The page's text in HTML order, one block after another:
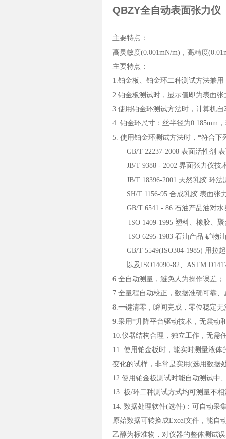
QBZY全自动表面张力仪
主要特点：
高灵敏度(0.001mN/m)，高精度
主要特点：
1.铂金板、铂金环二种测试方法兼用
2.铂金板测试时，显示值即为表面张
3.使用铂金环测试方法时，计算机
4. 铂金环尺寸：丝半径为0.185mm
5. 使用铂金环测试方法时，*符合下
GB/T 22237-2008 表面活性剂 表
JB/T 9388 - 2002 界面张力仪技
JB/T 18396-2001 天然乳胶 环法
SH/T 1156-95 合成乳胶 表面张
GB/T 6541 - 86 石油产品油对水
ISO 1409-1995 塑料、橡胶、聚
ISO 6295-1983 石油产品 矿物油
GB/T 5549(ISO304-1985) 用拉
以及ISO14090-82、ASTM D1417
6.全自动测量，避免人为操作误差；
7.全量程自动校正，数据准确可靠
8.一键清零，瞬间完成，零位稳定无
9.采用*升降平台驱动技术，无震动
10.仪器结构合理，独立工作，无需
11. 使用铂金板时，能实时测量液
变化的试样，非常是实用(选用数据
12.使用铂金板测试时能自动测试中
13. 板/环二种测试方式均可测量不
14. 数据处理软件(选件)：可自动采
原始数据可转换成Excel文件，能自
乙醇为标准物，对仪器的整体测试